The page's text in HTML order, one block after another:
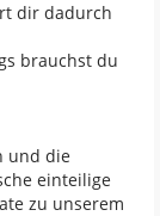
dir dadurch
brauchst du
und die
einteilige
zu unserem